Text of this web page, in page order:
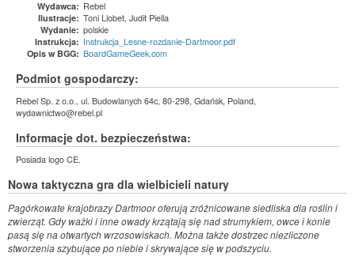
Wydawca: Rebel
Ilustracje: Toni Llobet, Judit Piella
Wydanie: polskie
Instrukcja: Instrukcja_Lesne-rozdanie-Dartmoor.pdf
Opis w BGG: BoardGameGeek.com
Podmiot gospodarczy:
Rebel Sp. z o.o., ul. Budowlanych 64c, 80-298, Gdańsk, Poland,
wydawnictwo@rebel.pl
Informacje dot. bezpieczeństwa:
Posiada logo CE.
Nowa taktyczna gra dla wielbicieli natury
Pagórkowate krajobrazy Dartmoor oferują zróżnicowane siedliska dla roślin i
zwierząt. Gdy ważki i inne owady krzątają się nad strumykiem, owce i konie
pasą się na otwartych wrzosowiskach. Można także dostrzec niezliczone
stworzenia szybujące po niebie i skrywające się w podszyciu.